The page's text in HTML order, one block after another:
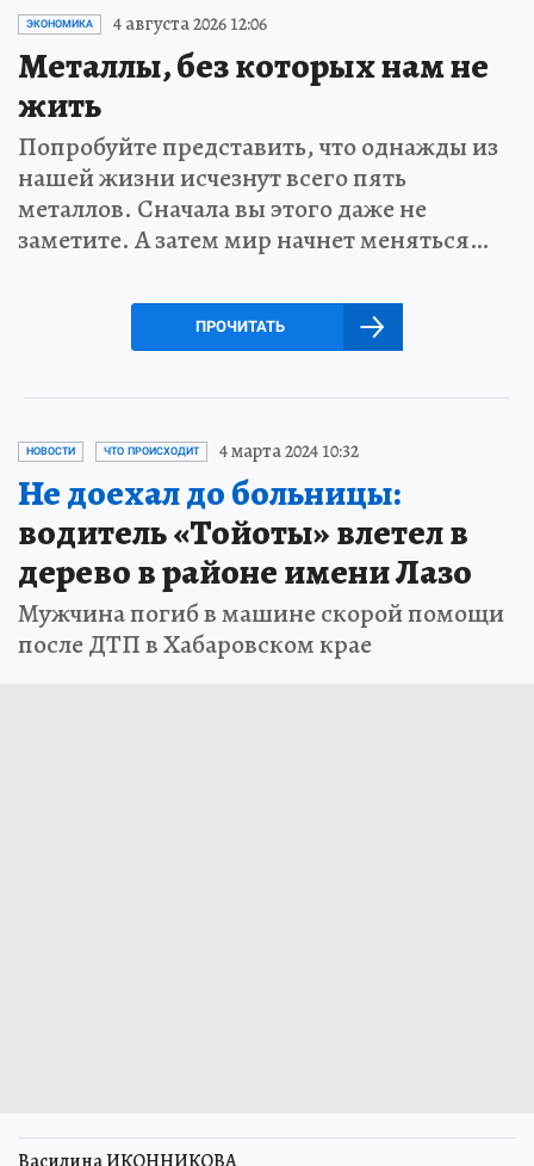
ЭКОНОМИКА 4 августа 2026 12:06
Металлы, без которых нам не
жить
Попробуйте представить, что однажды из
нашей жизни исчезнут всего пять
металлов. Сначала вы этого даже не
заметите. А затем мир начнет меняться…
ПРОЧИТАТЬ
НОВОСТИ ЧТО ПРОИСХОДИТ 4 марта 2024 10:32
Не доехал до больницы:
водитель «Тойоты» влетел в
дерево в районе имени Лазо
Мужчина погиб в машине скорой помощи
после ДТП в Хабаровском крае